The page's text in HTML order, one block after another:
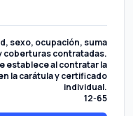
sexo, ocupación, suma
coberturas contratadas.
establece al contratar la
la carátula y certificado
individual.
12-65